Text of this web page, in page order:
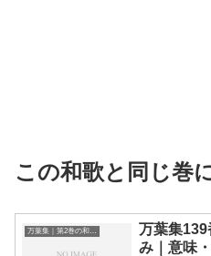
この和歌と同じ巻
万葉集
み｜意味